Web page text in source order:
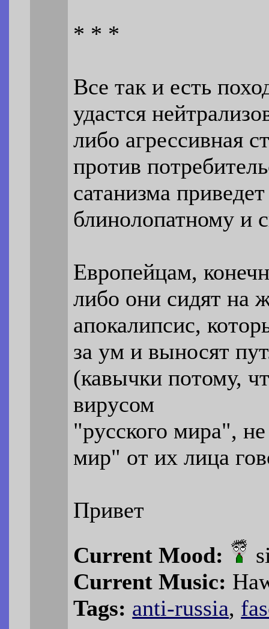
* * *
Все так и есть
удастся
либо агрессивная
против
сатанизма
блинолопатному и
Европейцам,
либо они сидят на
апокалипсис,
за ум и выносят
(кавычки потому,
вирусом
"русского мира",
мир" от их лица
Привет
Current Mood:
Current Music:
Tags: anti-russia,